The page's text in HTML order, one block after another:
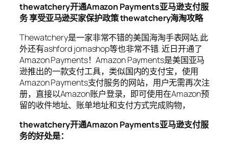
thewatchery开通Amazon Payments亚马逊支付服
务 享受亚马逊买家保护政策 thewatchery海淘攻略
Thewatchery是一家非常不错的美国海淘手表网站,此
外还有ashford jomashop等也非常不错. 近日开通了
Amazon Payments！Amazon Payments是美国亚马
逊推出的一款支付工具，类似国内的支付宝，使用
Amazon Payments支付服务的网站，用户无需再次注
册，直接以Amazon账户登录，即可使用在Amazon预
留的收件地址、账单地址和支付方式完成购物，
thewatchery开通Amazon Payments亚马逊支付服
务的好处是：